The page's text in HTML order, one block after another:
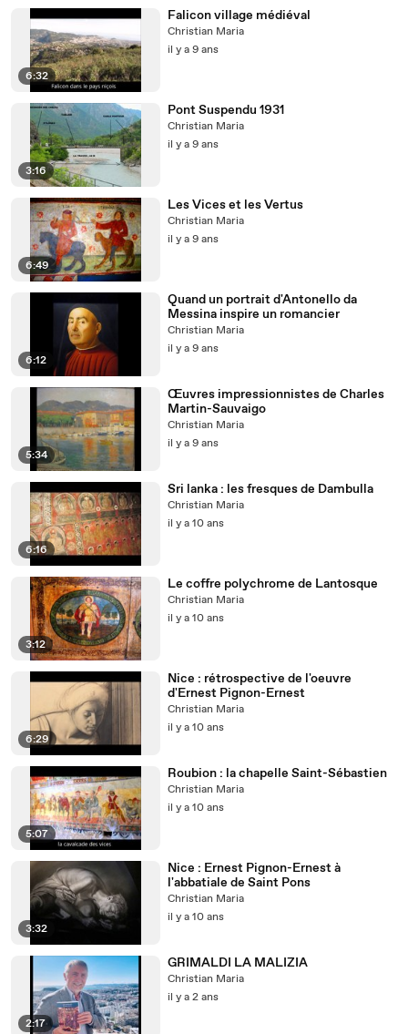
6:32
Falicon village médiéval
Christian Maria
il y a 9 ans
3:16
Pont Suspendu 1931
Christian Maria
il y a 9 ans
6:49
Les Vices et les Vertus
Christian Maria
il y a 9 ans
6:12
Quand un portrait d'Antonello da
Messina inspire un romancier
Christian Maria
il y a 9 ans
5:34
Œuvres impressionnistes de Charles
Martin-Sauvaigo
Christian Maria
il y a 9 ans
6:16
Sri lanka : les fresques de Dambulla
Christian Maria
il y a 10 ans
3:12
Le coffre polychrome de Lantosque
Christian Maria
il y a 10 ans
6:29
Nice : rétrospective de l'oeuvre
d'Ernest Pignon-Ernest
Christian Maria
il y a 10 ans
5:07
Roubion : la chapelle Saint-Sébastien
Christian Maria
il y a 10 ans
3:32
Nice : Ernest Pignon-Ernest à
l'abbatiale de Saint Pons
Christian Maria
il y a 10 ans
2:17
GRIMALDI LA MALIZIA
Christian Maria
il y a 2 ans